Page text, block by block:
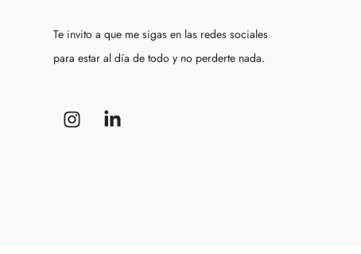
Te invito a que me sigas en las redes sociales
para estar al día de todo y no perderte nada.